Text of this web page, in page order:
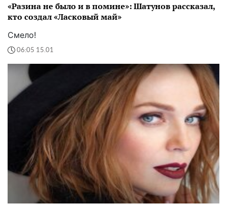
«Разина не было и в помине»: Шатунов рассказал,
кто создал «Ласковый май»
Смело!
06:05 15.01